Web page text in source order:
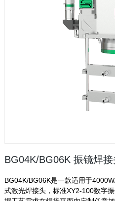
BG04K/BG06K 振镜焊接
BG04K/BG06K是一款适用于
式激光焊接头，标准XY2-100数字